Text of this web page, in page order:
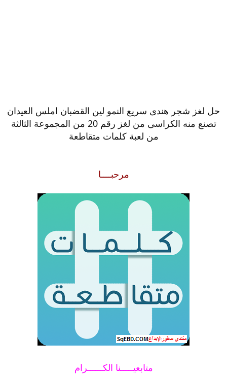
حل لغز شجر هندى سريع النمو لين القضبان املس العيدان
تصنع منه الكراسى من لغز رقم 20 من المجموعة الثالثة
من لعبة كلمات متقاطعة
مرحبــــا
متابعيـــــنا الكــــــرام